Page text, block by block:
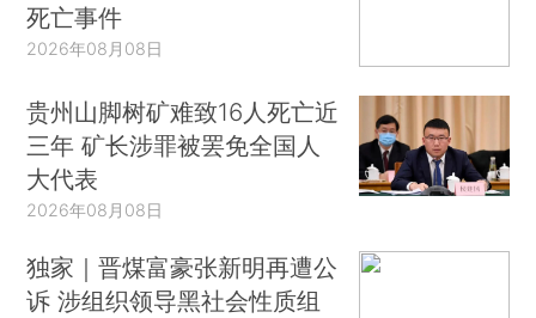
死亡事件
2026年08月08日
贵州山脚树矿难致16人死亡近
三年 矿长涉罪被罢免全国人
大代表
2026年08月08日
独家｜晋煤富豪张新明再遭公
诉 涉组织领导黑社会性质组